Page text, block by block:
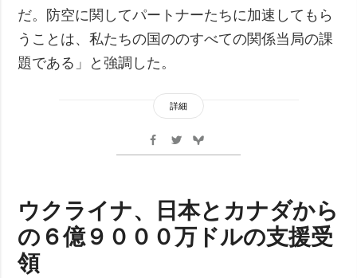
だ。防空に関してパートナーたちに加速してもら
うことは、私たちの国ののすべての関係当局の課
題である」と強調した。
詳細
ウクライナ、日本とカナダから
の６億９０００万ドルの支援受
領